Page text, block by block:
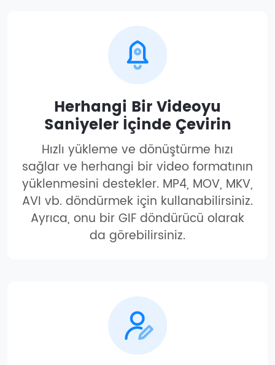
Herhangi Bir Videoyu
Saniyeler İçinde Çevirin
Hızlı yükleme ve dönüştürme hızı
sağlar ve herhangi bir video formatının
yüklenmesini destekler. MP4, MOV, MKV,
AVI vb. döndürmek için kullanabilirsiniz.
Ayrıca, onu bir GIF döndürücü olarak
da görebilirsiniz.